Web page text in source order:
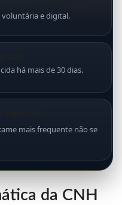
voluntária e digital.
há mais de 30 dias.
mais frequente não se
da CNH